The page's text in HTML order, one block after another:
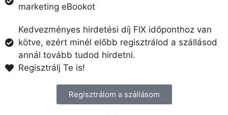
marketing eBookot
Kedvezményes hirdetési díj FIX időponthoz van
kötve, ezért minél előbb regisztrálod a szállásod
annál tovább tudod hirdetni.
Regisztrálj Te is!
Regisztrálom a szállásom